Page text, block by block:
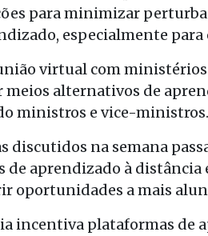
para minimizar
especialmente para
virtual com ministérios
alternativos de
ministros e vice-ministros.
discutidos na semana
de aprendizado à
oportunidades a mais
incentiva plataformas de